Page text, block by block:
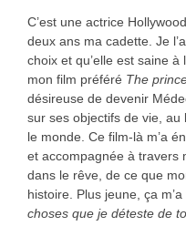
C’est une actrice
deux ans ma cadette. Je
choix et qu’elle est saine
mon film préféré The
désireuse de devenir
sur ses objectifs de vie,
le monde. Ce film-là m’a
et accompagnée à travers
dans le rêve, de ce que
histoire. Plus jeune, ça
choses que je déteste de